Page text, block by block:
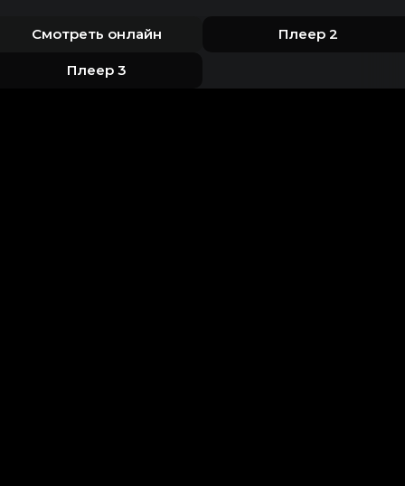
Смотреть онлайн Плеер 2
Плеер 3